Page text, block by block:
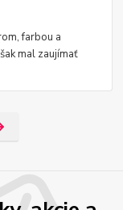
farbou a
mal zaujímať